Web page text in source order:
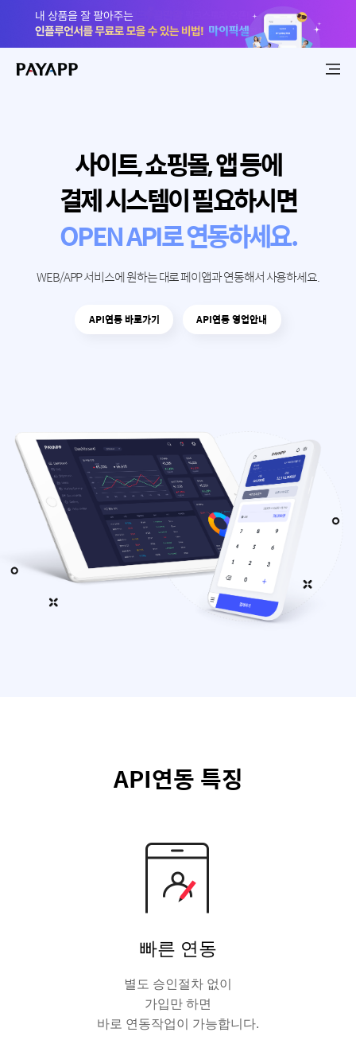
사이트, 쇼핑몰, 앱 등에
결제 시스템이 필요하시면
OPEN API로 연동하세요.
WEB/APP 서비스에 원하는 대로 페이앱과 연동해서 사용하세요.
API연동 바로가기 API연동 영업안내
API연동 특징
빠른 연동
별도 승인절차 없이
가입만 하면
바로 연동작업이 가능합니다.